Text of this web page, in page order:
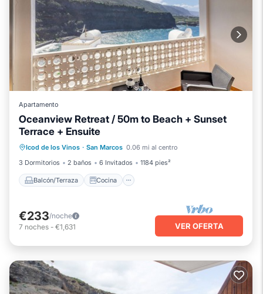
Apartamento
Oceanview Retreat / 50m to Beach + Sunset
Terrace + Ensuite
Icod de los Vinos · San Marcos 0.06 mi al centro
3 Dormitorios
2 baños 6 Invitados 1184 pies²
Balcón/Terraza Cocina
Balcón/Terraza
Apto para niños
€233/noche
7 noches - €1,631 VER OFERTA